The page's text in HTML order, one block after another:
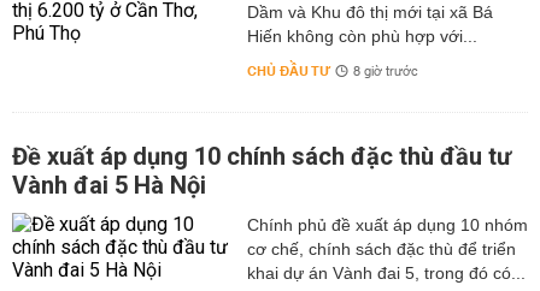
Dầm và Khu đô thị mới tại xã Bá
Hiến không còn phù hợp với...
CHỦ ĐẦU TƯ 8 giờ trước
Đề xuất áp dụng 10 chính sách đặc thù đầu tư
Vành đai 5 Hà Nội
Chính phủ đề xuất áp dụng 10 nhóm
cơ chế, chính sách đặc thù để triển
khai dự án Vành đai 5, trong đó có...